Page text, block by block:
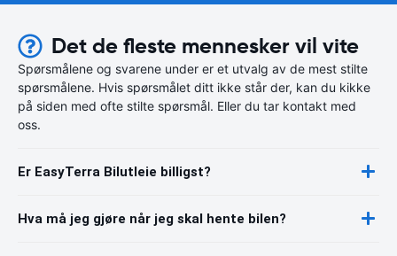
Det de fleste mennesker vil vite
Spørsmålene og svarene under er et utvalg av de mest stilte
spørsmålene. Hvis spørsmålet ditt ikke står der, kan du kikke
på siden med ofte stilte spørsmål. Eller du tar kontakt med
oss.
Er EasyTerra Bilutleie billigst?
Hva må jeg gjøre når jeg skal hente bilen?